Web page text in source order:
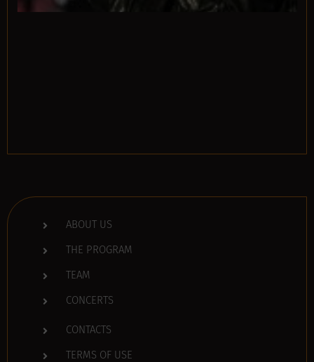
ABOUT US
THE PROGRAM
TEAM
CONCERTS
CONTACTS
TERMS OF USE